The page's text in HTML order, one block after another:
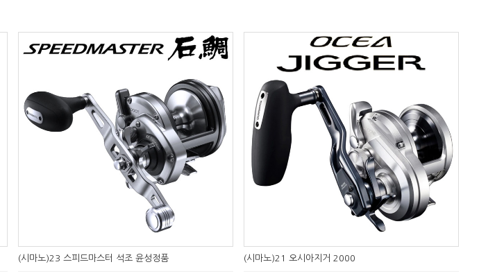
(시마노)23 스피드마스터 석조 윤성정품 (시마노)21 오시아지거 2000